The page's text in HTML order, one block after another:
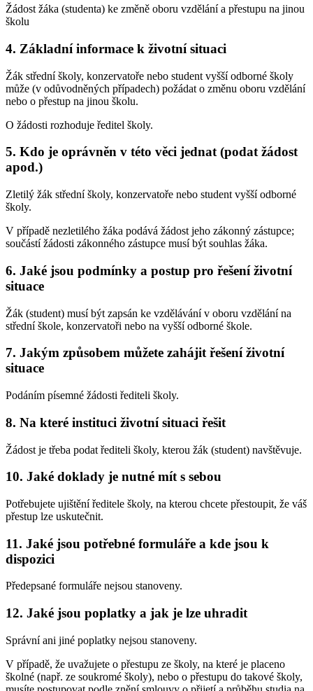
Žádost žáka (studenta) ke změně oboru vzdělání a přestupu na jinou
školu
4. Základní informace k životní situaci
Žák střední školy, konzervatoře nebo student vyšší odborné školy
může (v odůvodněných případech) požádat o změnu oboru vzdělání
nebo o přestup na jinou školu.
O žádosti rozhoduje ředitel školy.
5. Kdo je oprávněn v této věci jednat (podat žádost
apod.)
Zletilý žák střední školy, konzervatoře nebo student vyšší odborné
školy.
V případě nezletilého žáka podává žádost jeho zákonný zástupce;
součástí žádosti zákonného zástupce musí být souhlas žáka.
6. Jaké jsou podmínky a postup pro řešení životní
situace
Žák (student) musí být zapsán ke vzdělávání v oboru vzdělání na
střední škole, konzervatoři nebo na vyšší odborné škole.
7. Jakým způsobem můžete zahájit řešení životní
situace
Podáním písemné žádosti řediteli školy.
8. Na které instituci životní situaci řešit
Žádost je třeba podat řediteli školy, kterou žák (student) navštěvuje.
10. Jaké doklady je nutné mít s sebou
Potřebujete ujištění ředitele školy, na kterou chcete přestoupit, že váš
přestup lze uskutečnit.
11. Jaké jsou potřebné formuláře a kde jsou k
dispozici
Předepsané formuláře nejsou stanoveny.
12. Jaké jsou poplatky a jak je lze uhradit
Správní ani jiné poplatky nejsou stanoveny.
V případě, že uvažujete o přestupu ze školy, na které je placeno
školné (např. ze soukromé školy), nebo o přestupu do takové školy,